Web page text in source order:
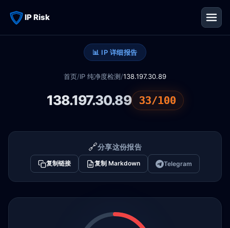
IP Risk
📊 IP 详细报告
首页/IP 纯净度检测/138.197.30.89
138.197.30.89 33/100
🔗分享这份报告
复制链接 复制 Markdown Telegram